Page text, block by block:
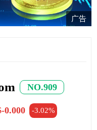
广告
NO.909
0.000 -3.02%